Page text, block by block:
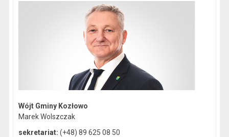
Wójt Gminy Kozłowo
Marek Wolszczak
sekretariat: (+48) 89 625 08 50